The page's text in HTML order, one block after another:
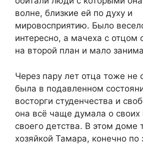
волне, близкие ей по духу и
мировосприятию. Было
интересно, а мачеха с отцом
на второй план и мало
Через пару лет отца тоже не
была в подавленном
восторги студенчества и
она всё чаще думала о своих
своего детства. В этом доме
хозяйкой Тамара, конечно по